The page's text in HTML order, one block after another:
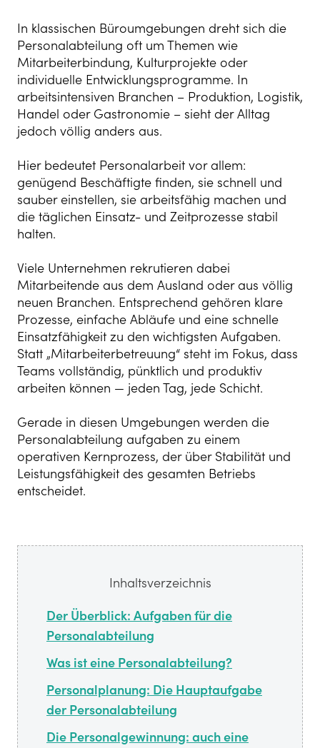
In klassischen Büroumgebungen dreht sich die
Personalabteilung oft um Themen wie
Mitarbeiterbindung, Kulturprojekte oder
individuelle Entwicklungsprogramme. In
arbeitsintensiven Branchen – Produktion, Logistik,
Handel oder Gastronomie – sieht der Alltag
jedoch völlig anders aus.
Hier bedeutet Personalarbeit vor allem:
genügend Beschäftigte finden, sie schnell und
sauber einstellen, sie arbeitsfähig machen und
die täglichen Einsatz- und Zeitprozesse stabil
halten.
Viele Unternehmen rekrutieren dabei
Mitarbeitende aus dem Ausland oder aus völlig
neuen Branchen. Entsprechend gehören klare
Prozesse, einfache Abläufe und eine schnelle
Einsatzfähigkeit zu den wichtigsten Aufgaben.
Statt „Mitarbeiterbetreuung“ steht im Fokus, dass
Teams vollständig, pünktlich und produktiv
arbeiten können — jeden Tag, jede Schicht.
Gerade in diesen Umgebungen werden die
Personalabteilung aufgaben zu einem
operativen Kernprozess, der über Stabilität und
Leistungsfähigkeit des gesamten Betriebs
entscheidet.
Inhaltsverzeichnis
Der Überblick: Aufgaben für die
Personalabteilung
Was ist eine Personalabteilung?
Personalplanung: Die Hauptaufgabe
der Personalabteilung
Die Personalgewinnung: auch eine